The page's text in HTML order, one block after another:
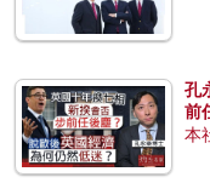
孔
前
本